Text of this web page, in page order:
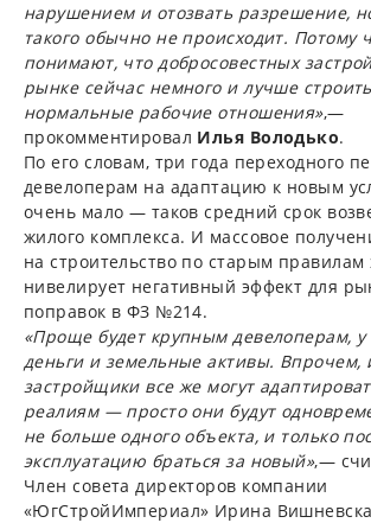
нарушением и отозвать разрешение,
такого обычно не происходит. Потому
понимают, что добросовестных
рынке сейчас немного и лучше
нормальные рабочие отношения»,—
прокомментировал Илья Володько.
По его словам, три года переходного
девелоперам на адаптацию к новым
очень мало — таков средний срок
жилого комплекса. И массовое
на строительство по старым правилам
нивелирует негативный эффект для
поправок в ФЗ №214.
«Проще будет крупным девелоперам, у
деньги и земельные активы. Впрочем,
застройщики все же могут
реалиям — просто они будут
не больше одного объекта, и только
эксплуатацию браться за новый»,—
Член совета директоров компании
«ЮгСтройИмпериал» Ирина